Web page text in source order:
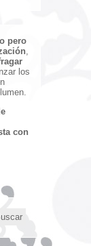
pero
los
con